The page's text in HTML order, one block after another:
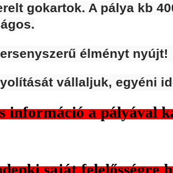
gokartok. A pálya kb
élményt nyújt!
vállaljuk, egyéni
információ a pályával